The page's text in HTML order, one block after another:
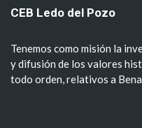
CEB Ledo del Pozo
Tenemos como misión la
y difusión de los valores
todo orden, relativos a